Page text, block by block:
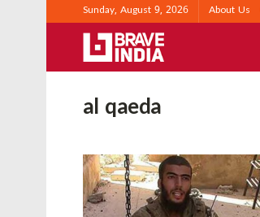
Sunday, August 9, 2026 About Us
al qaeda